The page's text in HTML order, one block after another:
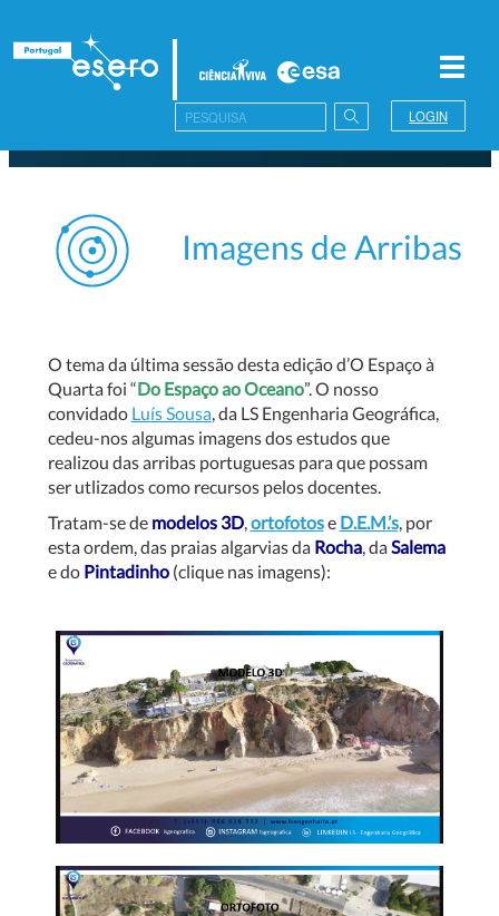
LOGIN
Imagens de Arribas
O tema da última sessão desta edição d’O Espaço à
Quarta foi “Do Espaço ao Oceano”. O nosso
convidado Luís Sousa, da LS Engenharia Geográfica,
cedeu-nos algumas imagensdos estudos que
realizou das arribas portuguesas para que possam
ser utlizados como recursos pelos docentes.
Tratam-se de modelos 3D,ortofotose D.E.M.’s, por
esta ordem, das praias algarvias da Rocha, da Salema
e do Pintadinho(clique nas imagens):